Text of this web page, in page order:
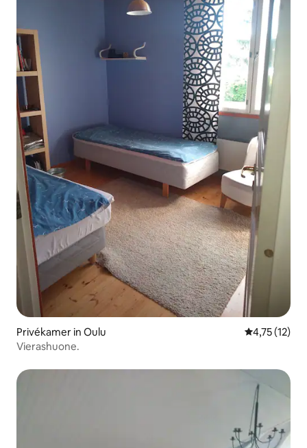
Privékamer in Oulu Gemiddelde
4,75 (12)
Vierashuone.